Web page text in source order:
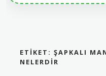
ETIKET: ŞAPKALI
NELERDIR